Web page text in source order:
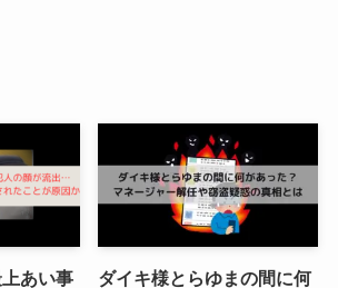
あい事
ダイキ様とらゆまの間に何